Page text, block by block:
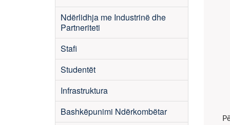
Ndërlidhja me Industrinë dhe
Partneriteti
Stafi
Studentët
Infrastruktura
Bashkëpunimi Ndërkombëtar